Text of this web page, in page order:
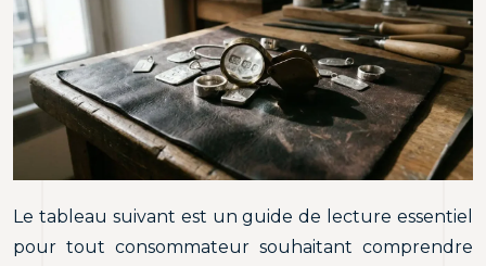
Le tableau suivant est un guide de lecture essentiel
pour tout consommateur souhaitant comprendre